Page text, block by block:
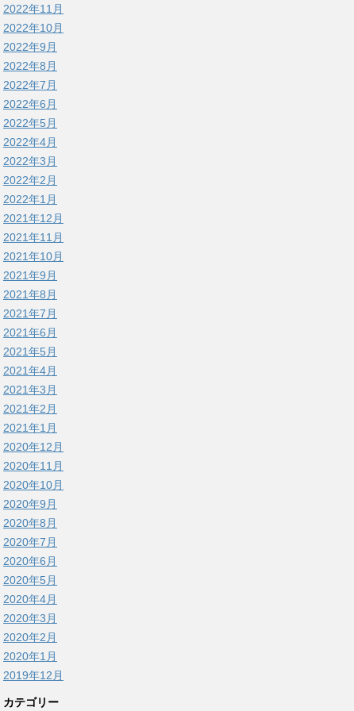
2022年11月
2022年10月
2022年9月
2022年8月
2022年7月
2022年6月
2022年5月
2022年4月
2022年3月
2022年2月
2022年1月
2021年12月
2021年11月
2021年10月
2021年9月
2021年8月
2021年7月
2021年6月
2021年5月
2021年4月
2021年3月
2021年2月
2021年1月
2020年12月
2020年11月
2020年10月
2020年9月
2020年8月
2020年7月
2020年6月
2020年5月
2020年4月
2020年3月
2020年2月
2020年1月
2019年12月
カテゴリー